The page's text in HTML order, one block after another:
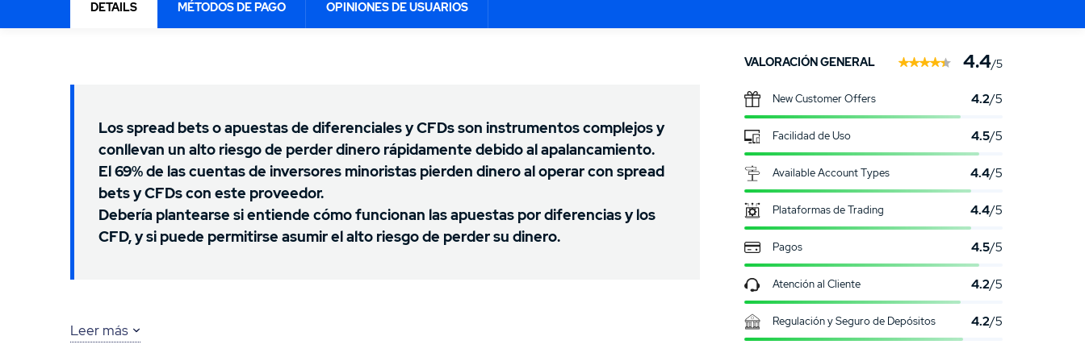
13. Opiniones sobre T1Markets 14.
DEPÓSITO MÍNIMO CARGO NACIONAL
No
DEPÓSITO MÍNIMO PROTECCIÓN DE DATOS
DETAILS MÉTODOS DE PAGO OPINIONES DE USUARIOS
Los spread bets o apuestas de diferenciales y CFDs son instrumentos complejos y
conllevan un alto riesgo de perder dinero rápidamente debido al apalancamiento.
El 69% de las cuentas de inversores minoristas pierden dinero al operar con spread
bets y CFDs con este proveedor.
Debería plantearse si entiende cómo funcionan las apuestas por diferencias y los
CFD, y si puede permitirse asumir el alto riesgo de perder su dinero.
Leer más
VALORACIÓN GENERAL 4.4/5
New Customer Offers 4.2/5
Facilidad de Uso 4.5/5
Available Account Types 4.4/5
Plataformas de Trading 4.4/5
Pagos 4.5/5
Atención al Cliente 4.2/5
Regulación y Seguro de Depósitos 4.2/5